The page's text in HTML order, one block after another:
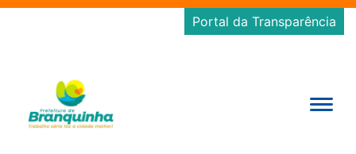
Portal da Transparência